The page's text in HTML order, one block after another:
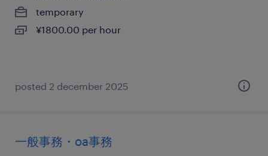
temporary
¥1800.00 per hour
posted 2 december 2025
一般事務・oa事務